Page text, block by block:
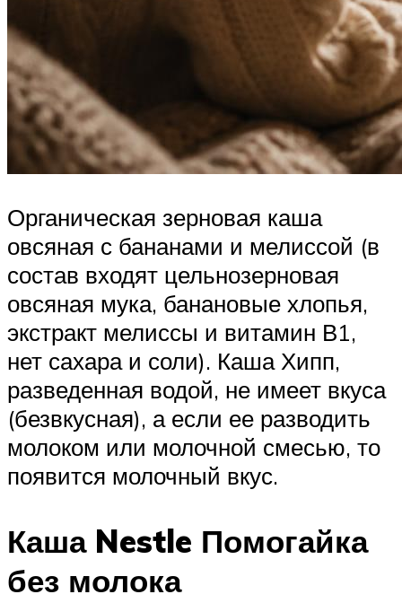
Органическая зерновая каша
овсяная с бананами и мелиссой (в
состав входят цельнозерновая
овсяная мука, банановые хлопья,
экстракт мелиссы и витамин В1,
нет сахара и соли). Каша Хипп,
разведенная водой, не имеет вкуса
(безвкусная), а если ее разводить
молоком или молочной смесью, то
появится молочный вкус.
Каша Nestle Помогайка
без молока